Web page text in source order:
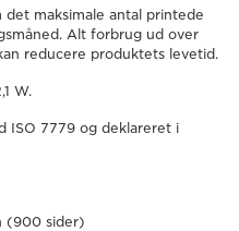
maksimale antal printede
Alt forbrug ud over
reducere produktets levetid.
W.
ISO 7779 og deklareret i
(900 sider)